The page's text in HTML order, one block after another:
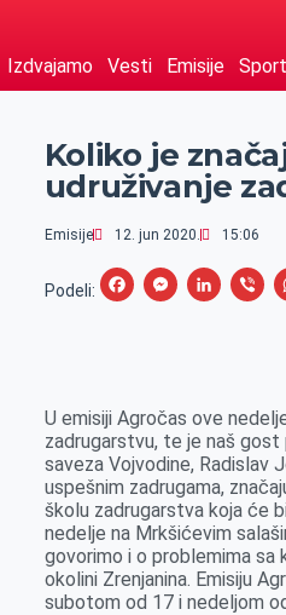
Izdvajamo Vesti Emisije Sport
Koliko je
udruživanje
Emisije 12. jun 2020. 15:06
Podeli:
F
b
o
o
k
M
e
n
g
e
r
L
e
d
I
n
V
r
U emisiji Agročas ove
zadrugarstvu, te je naš gost
saveza Vojvodine, Radislav
uspešnim zadrugama,
školu zadrugarstva koja će
nedelje na Mrkšićevim
govorimo i o problemima sa
okolini Zrenjanina. Emisiju
subotom od 17 i nedeljom